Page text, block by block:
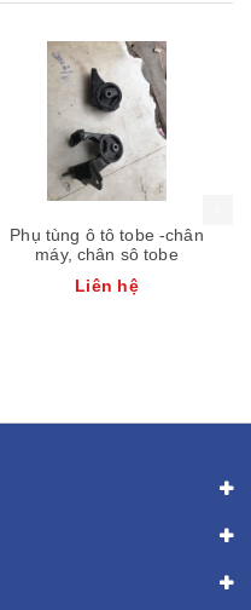
Phụ tùng ô tô tobe -chân
máy, chân sô tobe
Liên hệ